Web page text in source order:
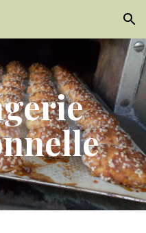
Skip to navigation